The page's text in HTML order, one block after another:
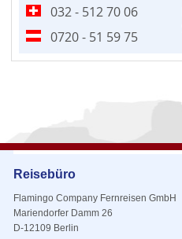
032 - 512 70 06
0720 - 51 59 75
Reisebüro
Flamingo Company Fernreisen GmbH
Mariendorfer Damm 26
D-12109 Berlin